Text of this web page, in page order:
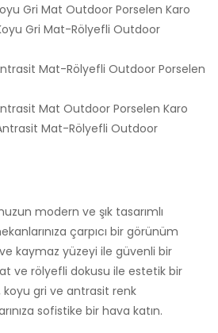
Gri Mat Outdoor Porselen Karo
Gri Mat-Rölyefli Outdoor
Mat-Rölyefli Outdoor Porselen
Mat Outdoor Porselen Karo
Mat-Rölyefli Outdoor
modern ve şık tasarımlı
çarpıcı bir görünüm
ve kaymaz yüzeyi ile güvenli bir
ve rölyefli dokusu ile estetik bir
koyu gri ve antrasit renk
sofistike bir hava katın.